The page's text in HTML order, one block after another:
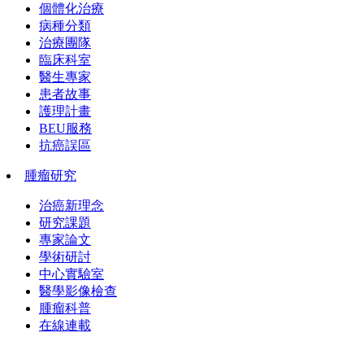
個體化治療
病種分類
治療團隊
臨床科室
醫生專家
患者故事
護理計畫
BEU服務
抗癌誤區
腫瘤研究
治癌新理念
研究課題
專家論文
學術研討
中心實驗室
醫學影像檢查
腫瘤科普
在線連載